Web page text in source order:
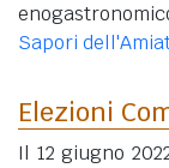
Sapori
Elezioni
Il 12 giugno